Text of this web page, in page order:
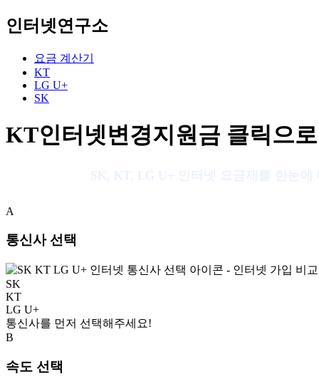
인터넷연구소
요금 계산기
KT
LG U+
SK
KT인터넷변경지원금 클릭으
SK, KT, LG U+ 인터넷 요금제를 한눈
A
통신사 선택
SK
KT
LG U+
통신사를 먼저 선택해주세요!
B
속도 선택